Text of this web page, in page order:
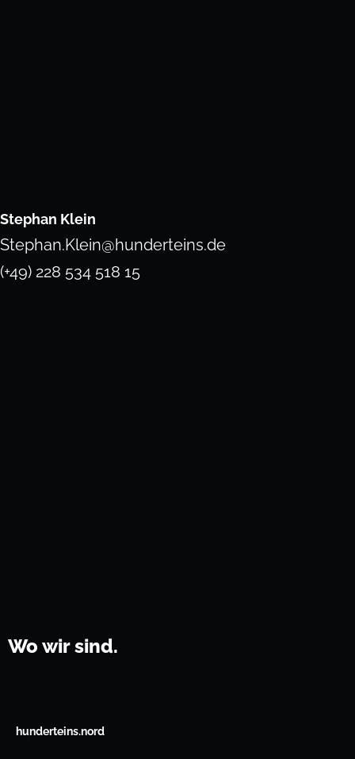
Stephan Klein
Stephan.Klein@hunderteins.de
(+49) 228 534 518 15
Wo wir sind.
hunderteins.nord